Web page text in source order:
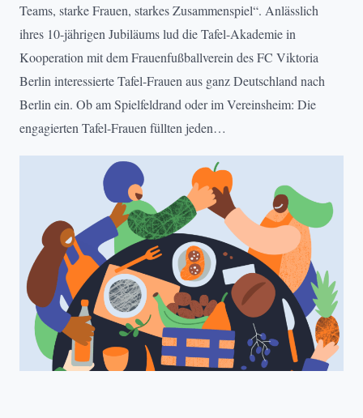
Teams, starke Frauen, starkes Zusammenspiel“. Anlässlich
ihres 10-jährigen Jubiläums lud die Tafel-Akademie in
Kooperation mit dem Frauenfußballverein des FC Viktoria
Berlin interessierte Tafel-Frauen aus ganz Deutschland nach
Berlin ein. Ob am Spielfeldrand oder im Vereinsheim: Die
engagierten Tafel-Frauen füllten jeden…